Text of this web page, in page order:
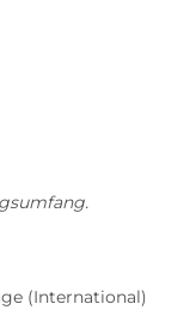
(International)